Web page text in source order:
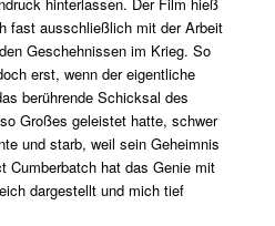
hinterlassen. Der Film hieß
fast ausschließlich mit der Arbeit
Geschehnissen im Krieg. So
erst, wenn der eigentliche
berührende Schicksal des
Großes geleistet hatte, schwer
und starb, weil sein Geheimnis
Cumberbatch hat das Genie mit
dargestellt und mich tief